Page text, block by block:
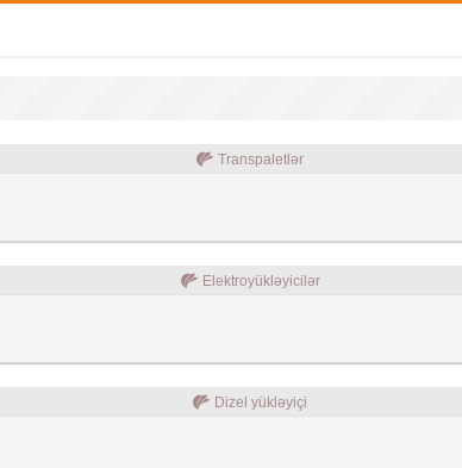
Transpaletlər
Elektroyükləyicilər
Dizel yükləyiçi